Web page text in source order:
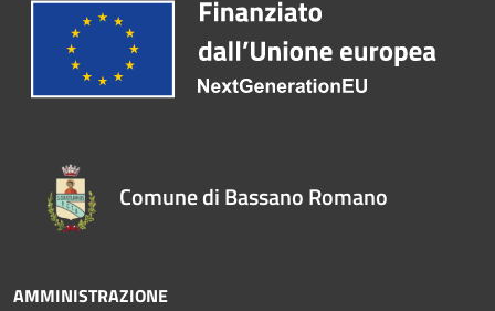
Comune di Bassano Romano
AMMINISTRAZIONE